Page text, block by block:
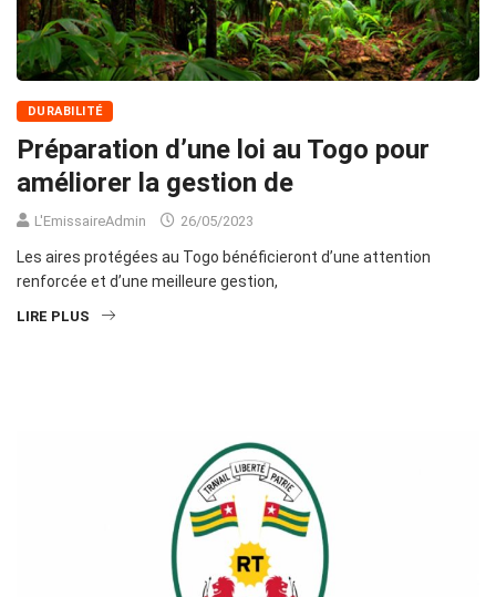
DURABILITÉ
Préparation d’une loi au Togo pour
améliorer la gestion de
L'EmissaireAdmin 26/05/2023
Les aires protégées au Togo bénéficieront d’une attention
renforcée et d’une meilleure gestion,
LIRE PLUS